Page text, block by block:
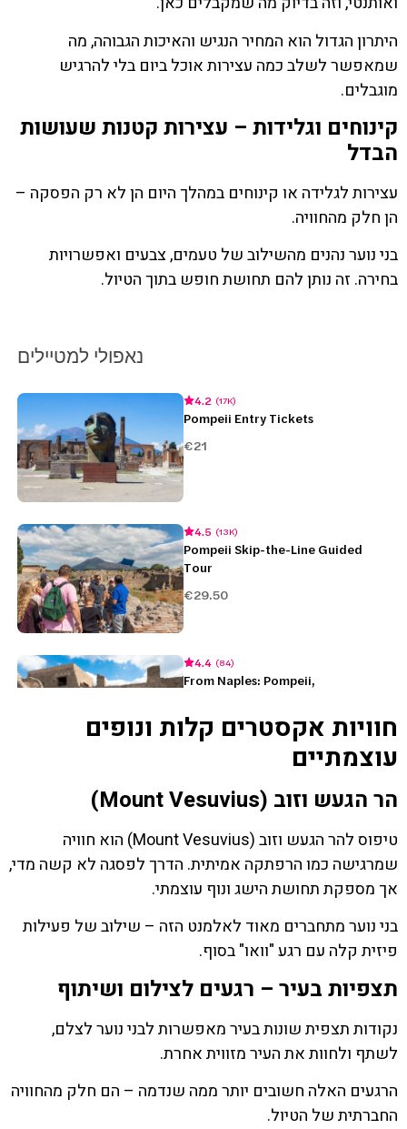
היתרון הגדול הוא המחיר הנגיש והאיכות הגבוהה, מה
שמאפשר לשלב כמה עצירות אוכל ביום בלי להרגיש
מוגבלים.
קינוחים וגלידות – עצירות קטנות שעושות
הבדל
עצירות לגלידה או קינוחים במהלך היום הן לא רק הפסקה –
הן חלק מהחוויה.
בני נוער נהנים מהשילוב של טעמים, צבעים ואפשרויות
בחירה. זה נותן להם תחושת חופש בתוך הטיול.
חוויות אקסטרים קלות ונופים
עוצמתיים
הר הגעש וזוב (Mount Vesuvius)
טיפוס להר הגעש וזוב (Mount Vesuvius) הוא חוויה
שמרגישה כמו הרפתקה אמיתית. הדרך לפסגה לא קשה מדי,
אך מספקת תחושת הישג ונוף עוצמתי.
בני נוער מתחברים מאוד לאלמנט הזה – שילוב של פעילות
פיזית קלה עם רגע "וואו" בסוף.
תצפיות בעיר – רגעים לצילום ושיתוף
נקודות תצפית שונות בעיר מאפשרות לבני נוער לצלם,
לשתף ולחוות את העיר מזווית אחרת.
הרגעים האלה חשובים יותר ממה שנדמה – הם חלק מהחוויה
החברתית של הטיול.